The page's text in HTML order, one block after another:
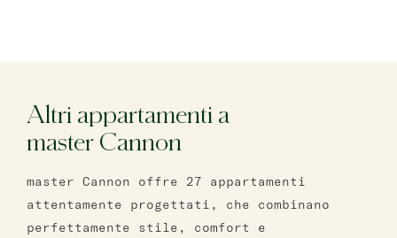
Altri appartamenti a
master Cannon
master Cannon offre 27 appartamenti
attentamente progettati, che combinano
perfettamente stile, comfort e